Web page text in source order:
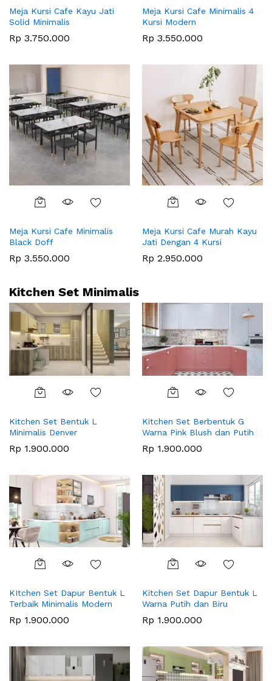
Meja Kursi Cafe Kayu Jati
Solid Minimalis
Rp 3.750.000
Meja Kursi Cafe Minimalis 4
Kursi Modern
Rp 3.550.000
Meja Kursi Cafe Minimalis
Black Doff
Rp 3.550.000
Meja Kursi Cafe Murah Kayu
Jati Dengan 4 Kursi
Rp 2.950.000
Kitchen Set Minimalis
Kitchen Set Bentuk L
Minimalis Denver
Rp 1.900.000
Kitchen Set Berbentuk G
Warna Pink Blush dan Putih
Rp 1.900.000
KItchen Set Dapur Bentuk L
Terbaik Minimalis Modern
Rp 1.900.000
Kitchen Set Dapur Bentuk L
Warna Putih dan Biru
Rp 1.900.000